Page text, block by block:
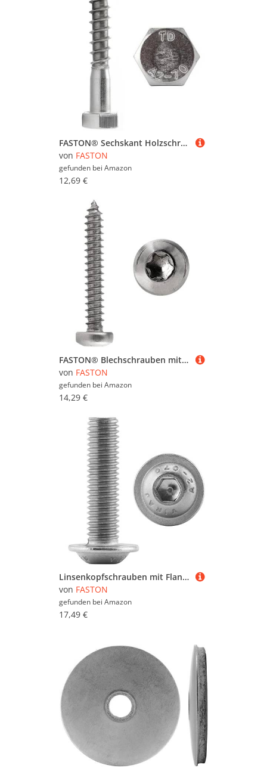
FASTON® Sechskant Holzschrauben M6x90 Edelstahl (20 Stück) DIN 571 Sechskantschrauben
von FASTON
gefunden bei Amazon
12,69 €
FASTON® Blechschrauben mit Linsenkopf und Innensechsrund TX 5,5x70 mm ISO 14585 Edelstahl A2 V2A (30 Stück) Torx Form C mit Spitze Selbstschneidend DIN 7981
von FASTON
gefunden bei Amazon
14,29 €
Linsenkopfschrauben mit Flansch und Innensechskant M8x10 rostfreier Edelstahl (50 Stück) Linsenkopf Flachkopfschrauben FASTON®
von FASTON
gefunden bei Amazon
17,49 €